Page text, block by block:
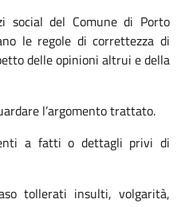
social del Comune di Porto
le regole di correttezza di
delle opinioni altrui e della
l’argomento trattato.
a fatti o dettagli privi di
tollerati insulti, volgarità,